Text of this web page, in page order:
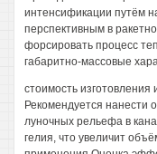
интенсификации путём
перспективным в
форсировать процесс
габаритно-массовые
стоимость
Рекомендуется нанести
луночных рельефа в
гелия, что увеличит